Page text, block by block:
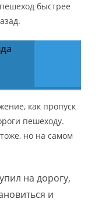
быстрее
как пропуск
пешеходу.
но на самом
на дорогу,
и